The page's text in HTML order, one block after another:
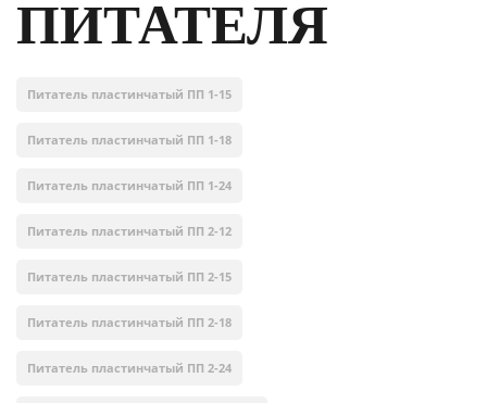
ПИТАТЕЛЯ
Питатель пластинчатый ПП 1-15
Питатель пластинчатый ПП 1-18
Питатель пластинчатый ПП 1-24
Питатель пластинчатый ПП 2-12
Питатель пластинчатый ПП 2-15
Питатель пластинчатый ПП 2-18
Питатель пластинчатый ПП 2-24